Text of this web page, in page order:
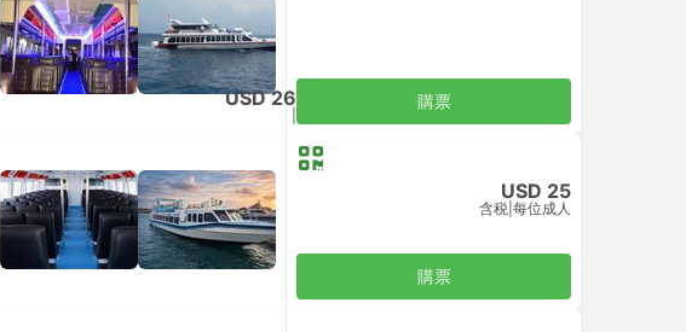
USD 26 購票
USD 25
含税 每位成人
購票